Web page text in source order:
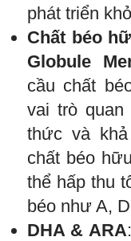
phát triển
Chất béo
Globule
cầu chất
vai trò quan
thức và
chất béo
thể hấp thu
béo như A,
DHA & ARA